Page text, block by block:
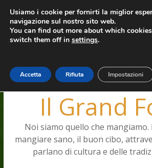
Salta
contenuto
martedì, Agosto 4, 2026
Ultimo: Capodimonte, ritorna la
Pizza a Corte
Le carote, alleate della pelle e
Il Grand
Noi siamo quello che mangiamo.
mangiare sano, il buon cibo,
parlano di cultura e delle
Usiamo i cookie per fornirti la miglior
navigazione sul nostro sito web.
You can find out more about which
switch them off in settings.
Accetta Rifiuta Impostazioni